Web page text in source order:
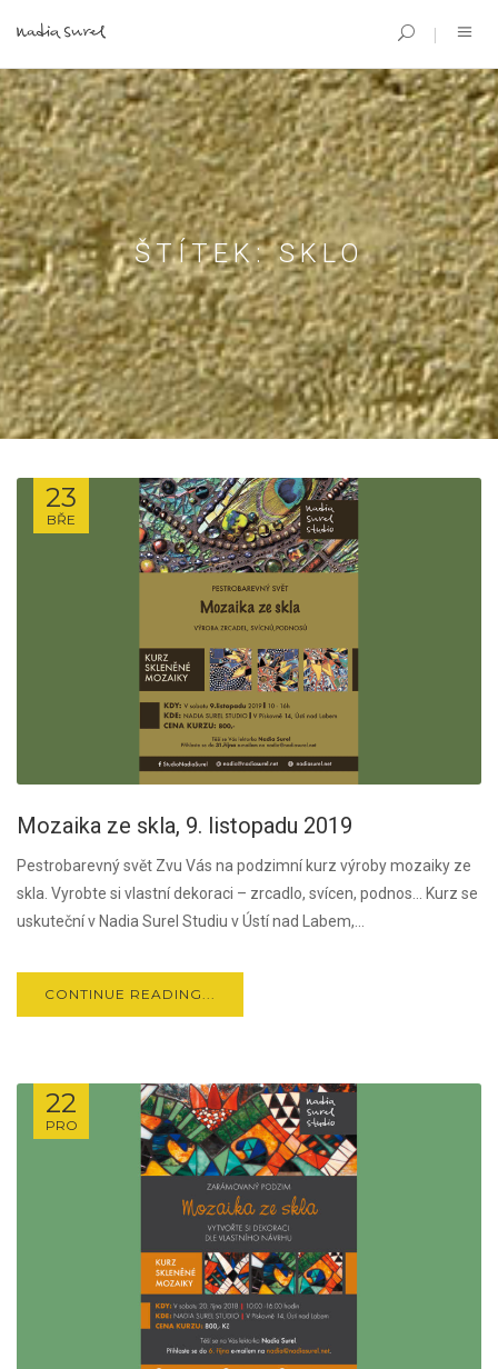
ŠTÍTEK:SKLO
23
BŘE
Mozaika ze skla, 9. listopadu 2019
Pestrobarevný svět Zvu Vás na podzimní kurz výroby mozaiky ze
skla. Vyrobte si vlastní dekoraci – zrcadlo, svícen, podnos… Kurz se
uskuteční v Nadia Surel Studiu v Ústí nad Labem,...
CONTINUE READING...
22
PRO